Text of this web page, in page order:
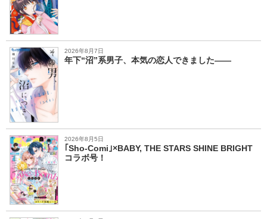
2026年8月7日
年下“沼”系男子、本気の恋人できました――
2026年8月5日
｢Sho-Comi｣×BABY, THE STARS SHINE BRIGHT
コラボ号！